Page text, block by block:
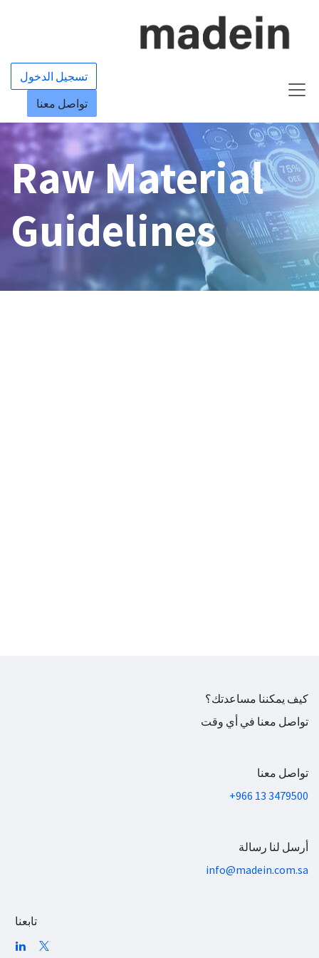
تسجيل الدخول
تواصل معنا
Raw Material
Guidelines
كيف يمكننا مساعدتك؟
تواصل معنا في أي وقت
تواصل معنا
+966 13 3479500
أرسل لنا رسالة
info@madein.com.sa
تابعنا